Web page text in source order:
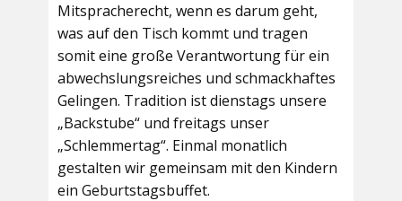
Mitspracherecht, wenn es darum geht,
was auf den Tisch kommt und tragen
somit eine große Verantwortung für ein
abwechslungsreiches und schmackhaftes
Gelingen. Tradition ist dienstags unsere
„Backstube“ und freitags unser
„Schlemmertag“. Einmal monatlich
gestalten wir gemeinsam mit den Kindern
ein Geburtstagsbuffet.